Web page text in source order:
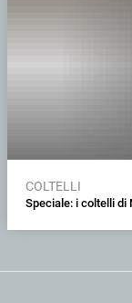
COLTELLI
Speciale: i coltelli di